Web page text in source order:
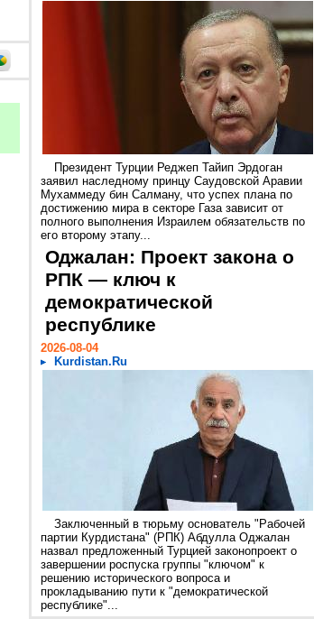
Президент Турции Реджеп Тайип Эрдоган
заявил наследному принцу Саудовской Аравии
Мухаммеду бин Салману, что успех плана по
достижению мира в секторе Газа зависит от
полного выполнения Израилем обязательств по
его второму этапу...
Оджалан: Проект закона о
РПК — ключ к
демократической
республике
2026-08-04
Kurdistan.Ru
Заключенный в тюрьму основатель "Рабочей
партии Курдистана" (РПК) Абдулла Оджалан
назвал предложенный Турцией законопроект о
завершении роспуска группы "ключом" к
решению исторического вопроса и
прокладыванию пути к "демократической
республике"...